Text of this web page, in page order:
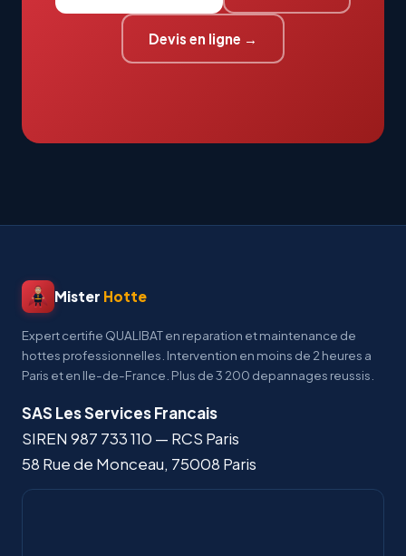
Devis en ligne →
Mister Hotte
Expert certifie QUALIBAT en reparation et maintenance de
hottes professionnelles. Intervention en moins de 2 heures a
Paris et en Ile-de-France. Plus de 3 200 depannages reussis.
SAS Les Services Francais
SIREN 987 733 110 — RCS Paris
58 Rue de Monceau, 75008 Paris